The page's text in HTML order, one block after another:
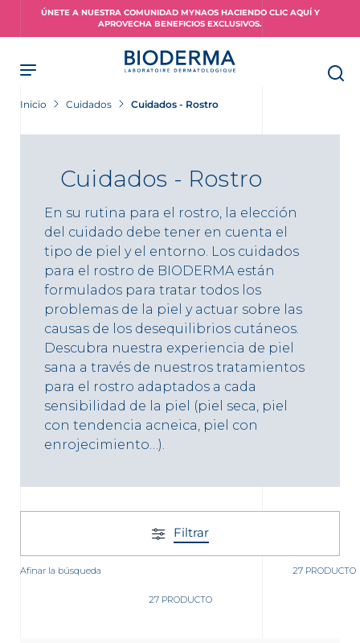
ÚNETE A NUESTRA COMUNIDAD MYNAOS HACIENDO CLIC AQUÍ Y
APROVECHA BENEFICIOS EXCLUSIVOS.
Inicio Cuidados Cuidados - Rostro
Cuidados - Rostro
En su rutina para el rostro, la elección
del cuidado debe tener en cuenta el
tipo de piel y el entorno. Los cuidados
para el rostro de BIODERMA están
formulados para tratar todos los
problemas de la piel y actuar sobre las
causas de los desequilibrios cutáneos.
Descubra nuestra experiencia de piel
sana a través de nuestros tratamientos
para el rostro adaptados a cada
sensibilidad de la piel (piel seca, piel
con tendencia acneica, piel con
enrojecimiento…).
Filtrar
Afinar la búsqueda 27 PRODUCTO
27 PRODUCTO